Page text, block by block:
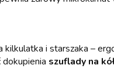
kilkulatka i starszaka –
szuflady na